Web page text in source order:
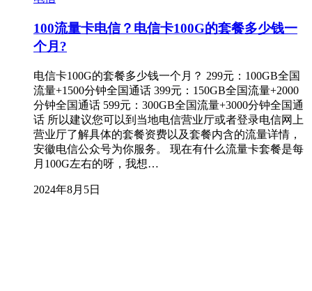
100流量卡电信？电信卡100G的套餐多少钱一
个月?
电信卡100G的套餐多少钱一个月？ 299元：100GB全国
流量+1500分钟全国通话 399元：150GB全国流量+2000
分钟全国通话 599元：300GB全国流量+3000分钟全国通
话 所以建议您可以到当地电信营业厅或者登录电信网上
营业厅了解具体的套餐资费以及套餐内含的流量详情，
安徽电信公众号为你服务。 现在有什么流量卡套餐是每
月100G左右的呀，我想…
2024年8月5日